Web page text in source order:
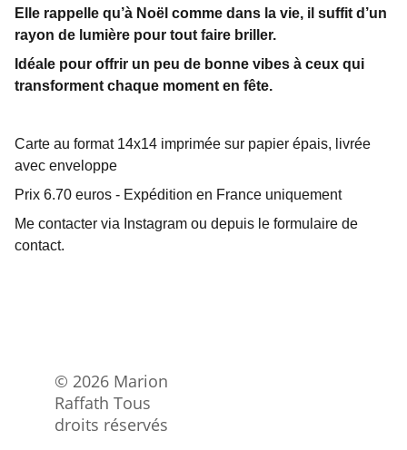
Elle rappelle qu’à Noël comme dans la vie, il suffit d’un
rayon de lumière pour tout faire briller.
Idéale pour offrir un peu de bonne vibes à ceux qui
transforment chaque moment en fête.
Carte au format 14x14 imprimée sur papier épais, livrée
avec enveloppe
Prix 6.70 euros - Expédition en France uniquement
Me contacter via Instagram ou depuis le formulaire de
contact.
© 2026 Marion
Raffath Tous
droits réservés